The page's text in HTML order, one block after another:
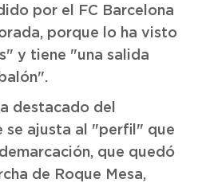
por el FC Barcelona
porque lo ha visto
y tiene "una salida
destacado del
se ajusta al "perfil" que
que quedó
de Roque Mesa,